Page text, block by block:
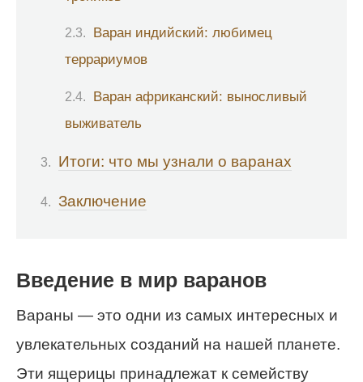
Варан индийский: любимец
террариумов
Варан африканский: выносливый
выживатель
Итоги: что мы узнали о варанах
Заключение
Введение в мир варанов
Вараны — это одни из самых интересных и
увлекательных созданий на нашей планете.
Эти ящерицы принадлежат к семейству